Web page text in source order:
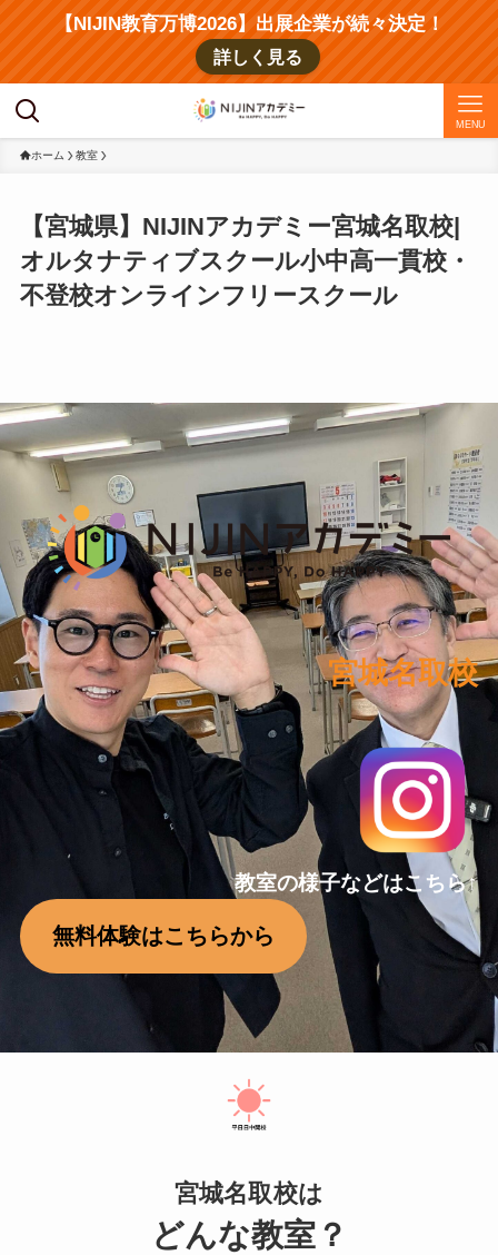
【NIJIN教育万博2026】出展企業が続々決定！
詳しく見る
MENU
ホーム 教室
【宮城県】NIJINアカデミー宮城名取校|
オルタナティブスクール小中高一貫校・
不登校オンラインフリースクール
宮城名取校
教室の様子などはこちら↑
無料体験はこちらから
宮城名取校は
どんな教室？